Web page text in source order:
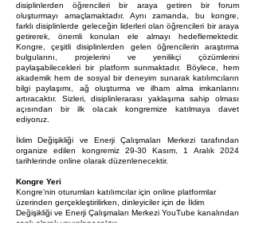
disiplinlerden öğrencileri bir araya getiren bir forum
oluşturmayı amaçlamaktadır. Aynı zamanda, bu kongre,
farklı disiplinlerde geleceğin liderleri olan öğrencileri bir araya
getirerek, önemli konuları ele almayı hedeflemektedir.
Kongre, çeşitli disiplinlerden gelen öğrencilerin araştırma
bulgularını, projelerini ve yenilikçi çözümlerini
paylaşabilecekleri bir platform sunmaktadır. Böylece, hem
akademik hem de sosyal bir deneyim sunarak katılımcıların
bilgi paylaşımı, ağ oluşturma ve ilham alma imkanlarını
artıracaktır. Sizleri, disiplinlerarası yaklaşıma sahip olması
açısından bir ilk olacak kongremize katılmaya davet
ediyoruz.
İklim Değişikliği ve Enerji Çalışmaları Merkezi tarafından
organize edilen kongremiz 29-30 Kasım, 1 Aralık 2024
tarihlerinde online olarak düzenlenecektir.
Kongre Yeri
Kongre’nin oturumları katılımcılar için online platformlar
üzerinden gerçekleştirilirken, dinleyiciler için de İklim
Değişikliği ve Enerji Çalışmaları Merkezi YouTube kanalından
canlı olarak yayınlanacaktır.